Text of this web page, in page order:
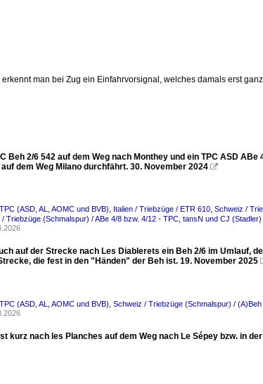
man bei Zug ein Einfahrvorsignal, welches damals erst
Beh 2/6 542 auf dem Weg nach Monthey und ein TPC ASD
auf dem Weg Milano durchfährt. 30. November 2024 
(ASD, AL, AOMC und BVB) Italien / Triebzüge / ETR 610 Schweiz /
/ Triebzüge (Schmalspur) / ABe 4/8 bzw. 4/12 - TPC, tansN und CJ (Stadler)
auf der Strecke nach Les Diablerets ein Beh 2/6 im Umlauf,
die fest in den "Händen" der Beh ist. 19. November 2025
(ASD, AL, AOMC und BVB) Schweiz / Triebzüge (Schmalspur) /
kurz nach les Planches auf dem Weg nach Le Sépey bzw. in